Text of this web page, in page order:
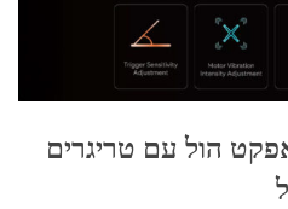
הול עם טריגרים